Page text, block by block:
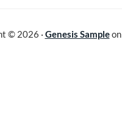
© 2026 · Genesis Sampleon